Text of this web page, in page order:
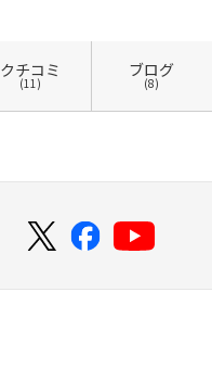
クチコミ
(11)
ブログ
(8)